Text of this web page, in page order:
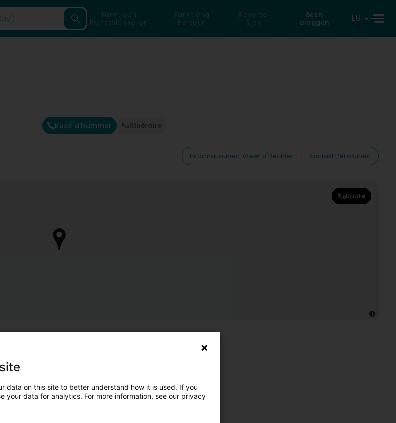
Fannt een
Professionnellen
Fannt eng
Persoun
Reverse
Sich
Sech
aloggen
LU
Kuck d'Nummer Itinéraire
Informatiounen iwwer d'Rechter
Kontakt Persounen
Route
data on this site to better understand how it is used. If you
your data for analytics. For more information, see our privacy